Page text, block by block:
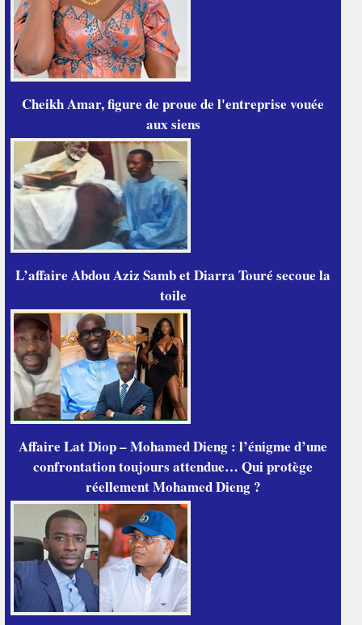
Cheikh Amar, figure de proue de l'entreprise vouée
aux siens
L’affaire Abdou Aziz Samb et Diarra Touré secoue la
toile
Affaire Lat Diop – Mohamed Dieng : l’énigme d’une
confrontation toujours attendue… Qui protège
réellement Mohamed Dieng ?